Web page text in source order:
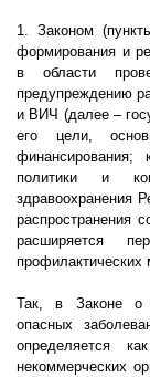
1. Законом
формирования и
в области
предупреждению
и ВИЧ (далее –
его цели,
финансирования;
политики и
здравоохранения
распространения
расширяется
профилактических
Так, в Законе о
опасных
определяется
некоммерческих